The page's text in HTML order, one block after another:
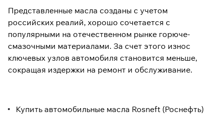
Представленные масла созданы с учетом
российских реалий, хорошо сочетается с
популярными на отечественном рынке горюче-
смазочными материалами. За счет этого износ
ключевых узлов автомобиля становится меньше,
сокращая издержки на ремонт и обслуживание.
Купить автомобильные масла Rosneft (Роснефть)